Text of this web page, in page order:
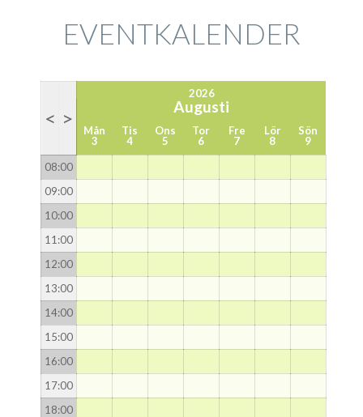
EVENTKALENDER
< >
2026
Augusti
Mån
3
Tis
4
Ons
5
Tor
6
Fre
7
Lör
8
Sön
9
08:00
09:00
10:00
11 :00
12:00
13:00
14:00
15:00
16:00
17:00
18:00